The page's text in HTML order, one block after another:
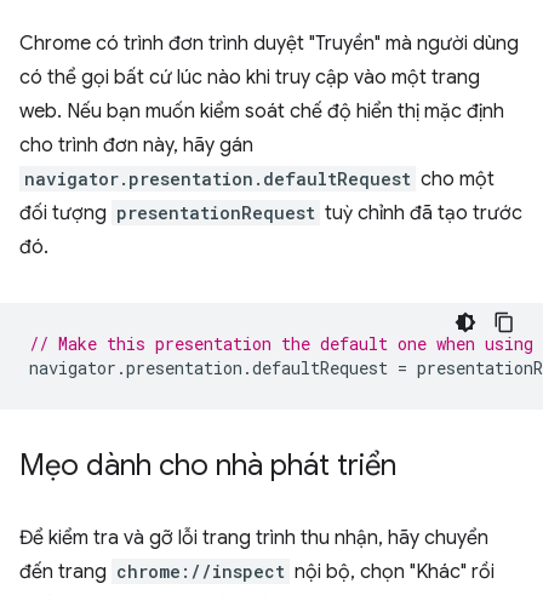
Chrome có trình đơn trình duyệt "Truyền" mà người dùng
có thể gọi bất cứ lúc nào khi truy cập vào một trang
web. Nếu bạn muốn kiểm soát chế độ hiển thị mặc định
cho trình đơn này, hãy gán
navigator.presentation.defaultRequest cho một
đối tượng presentationRequest tuỳ chỉnh đã tạo trước
đó.
// Make this presentation the default one when using
navigator .presentation .defaultRequest =
Mẹo dành cho nhà phát triển
Để kiểm tra và gỡ lỗi trang trình thu nhận, hãy chuyển
đến trang chrome://inspect nội bộ, chọn "Khác" rồi